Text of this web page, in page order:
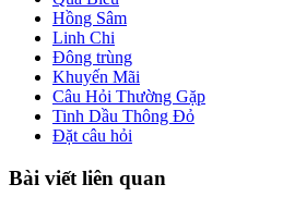
Hồng Sâm
Linh Chi
Đông trùng
Khuyến Mãi
Câu Hỏi Thường Gặp
Tinh Dầu Thông Đỏ
Đặt câu hỏi
Bài viết liên quan